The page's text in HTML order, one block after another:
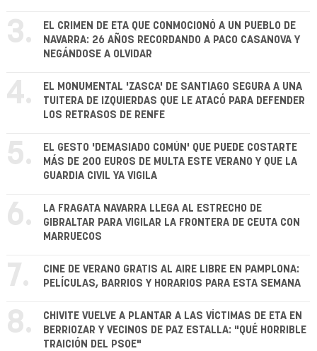
3.
EL CRIMEN DE ETA QUE CONMOCIONÓ A UN PUEBLO DE
NAVARRA: 26 AÑOS RECORDANDO A PACO CASANOVA Y
NEGÁNDOSE A OLVIDAR
4.
EL MONUMENTAL 'ZASCA' DE SANTIAGO SEGURA A UNA
TUITERA DE IZQUIERDAS QUE LE ATACÓ PARA DEFENDER
LOS RETRASOS DE RENFE
5.
EL GESTO 'DEMASIADO COMÚN' QUE PUEDE COSTARTE
MÁS DE 200 EUROS DE MULTA ESTE VERANO Y QUE LA
GUARDIA CIVIL YA VIGILA
6.
LA FRAGATA NAVARRA LLEGA AL ESTRECHO DE
GIBRALTAR PARA VIGILAR LA FRONTERA DE CEUTA CON
MARRUECOS
7.
CINE DE VERANO GRATIS AL AIRE LIBRE EN PAMPLONA:
PELÍCULAS, BARRIOS Y HORARIOS PARA ESTA SEMANA
8.
CHIVITE VUELVE A PLANTAR A LAS VÍCTIMAS DE ETA EN
BERRIOZAR Y VECINOS DE PAZ ESTALLA: "QUÉ HORRIBLE
TRAICIÓN DEL PSOE"